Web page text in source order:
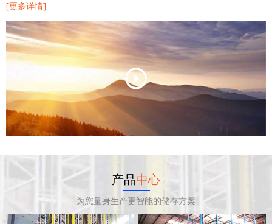
[更多详情]
产品中心
为您量身生产更智能的储存方案